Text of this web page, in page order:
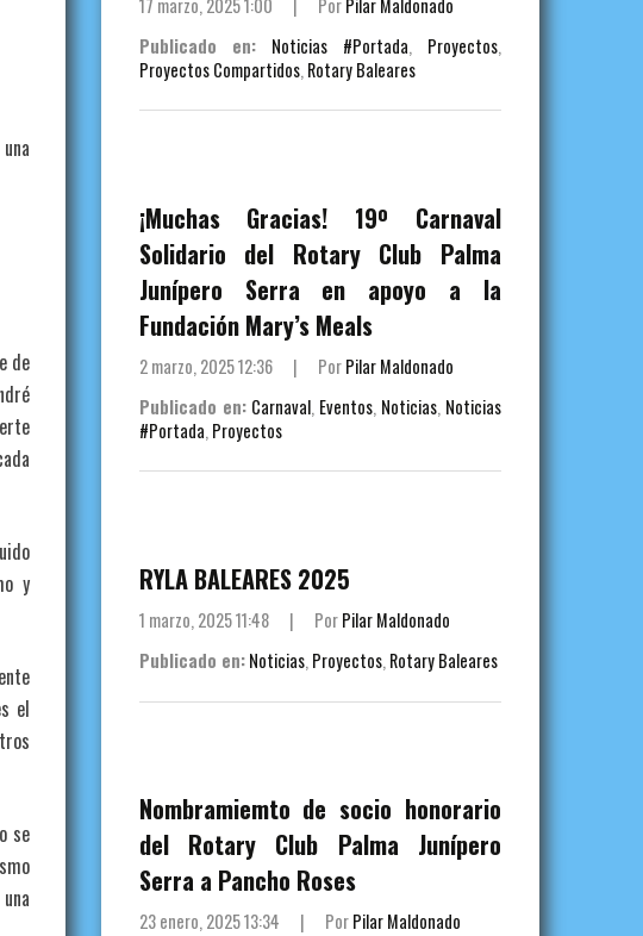
de
y
el
se
Publicado en:
Noticias #Portada, Proyectos,
Proyectos Compartidos, Rotary Baleares
¡Muchas Gracias! 19º Carnaval
Solidario del Rotary Club Palma
Junípero Serra en apoyo a la
Fundación Mary’s Meals
2 marzo, 2025 12:36 | PorPilar Maldonado
Publicado en: Carnaval, Eventos, Noticias, Noticias
#Portada, Proyectos
RYLA BALEARES 2025
1 marzo, 2025 11:48 | PorPilar Maldonado
Publicado en: Noticias,Proyectos,Rotary Baleares
Nombramiemto de socio honorario
del Rotary Club Palma Junípero
Serra a Pancho Roses
23 enero, 2025 13:34 | PorPilar Maldonado